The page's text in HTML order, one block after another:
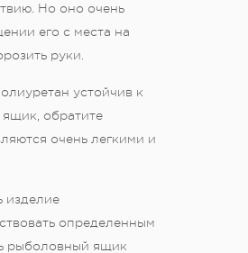
Но оно очень
его с места на
руки.
устойчив к
обратите
очень легкими и
изделие
определенным
рыболовный ящик